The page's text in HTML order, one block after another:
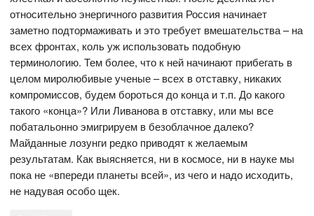
относительно энергичного развития Россия начинает
заметно подтормаживать и это требует вмешательства – на
всех фронтах, коль уж использовать подобную
терминологию. Тем более, что к ней начинают прибегать в
целом миролюбивые ученые – всех в отставку, никаких
компромиссов, будем бороться до конца и т.п. До какого
такого «конца»? Или Ливанова в отставку, или мы все
побатальонно эмигрируем в безоблачное далеко?
Майданные лозунги редко приводят к желаемым
результатам. Как выясняется, ни в космосе, ни в науке мы
пока не «впереди планеты всей», из чего и надо исходить,
не надувая особо щек.